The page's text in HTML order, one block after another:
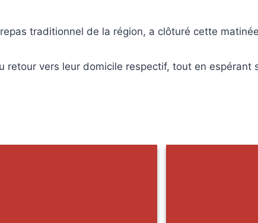
traditionnel de la région, a clôturé cette
vers leur domicile respectif, tout en espérant